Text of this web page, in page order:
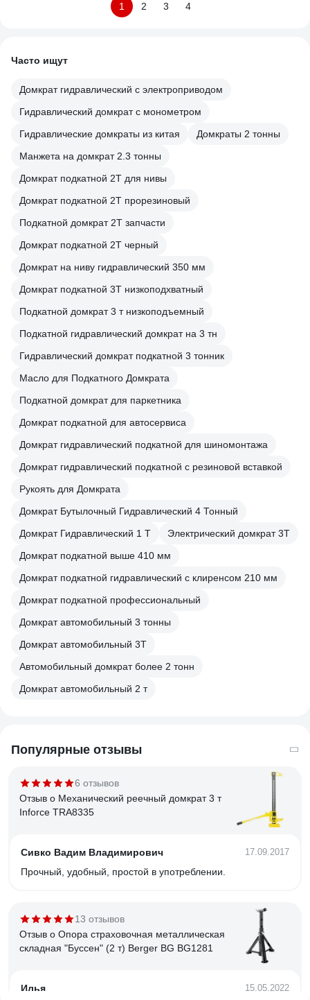
1 2 3 4
Часто ищут
Домкрат гидравлический с электроприводом
Гидравлический домкрат с монометром
Гидравлические домкраты из китая
Домкраты 2 тонны
Манжета на домкрат 2.3 тонны
Домкрат подкатной 2Т для нивы
Домкрат подкатной 2Т прорезиновый
Подкатной домкрат 2Т запчасти
Домкрат подкатной 2Т черный
Домкрат на ниву гидравлический 350 мм
Домкрат подкатной 3Т низкоподхватный
Подкатной домкрат 3 т низкоподъемный
Подкатной гидравлический домкрат на 3 тн
Гидравлический домкрат подкатной 3 тонник
Масло для Подкатного Домкрата
Подкатной домкрат для паркетника
Домкрат подкатной для автосервиса
Домкрат гидравлический подкатной для шиномонтажа
Домкрат гидравлический подкатной с резиновой вставкой
Рукоять для Домкрата
Домкрат Бутылочный Гидравлический 4 Тонный
Домкрат Гидравлический 1 Т
Электрический домкрат 3Т
Домкрат подкатной выше 410 мм
Домкрат подкатной гидравлический с клиренсом 210 мм
Домкрат подкатной профессиональный
Домкрат автомобильный 3 тонны
Домкрат автомобильный 3Т
Автомобильный домкрат более 2 тонн
Домкрат автомобильный 2 т
Популярные отзывы
6 отзывов
Отзыв о Механический реечный домкрат 3 т
Inforce TRA8335
Сивко Вадим Владимирович 17.09.2017
Прочный, удобный, простой в употреблении.
13 отзывов
Отзыв о Опора страховочная металлическая
складная "Буссен" (2 т) Berger BG BG1281
Илья 15.05.2022